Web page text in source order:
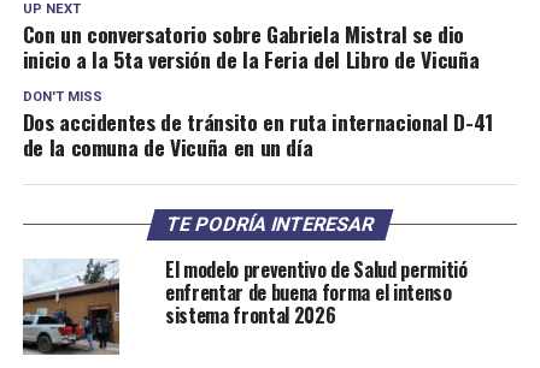
UP NEXT
Con un conversatorio sobre Gabriela Mistral se dio
inicio a la 5ta versión de la Feria del Libro de Vicuña
DON'T MISS
Dos accidentes de tránsito en ruta internacional D-41
de la comuna de Vicuña en un día
TE PODRÍA INTERESAR
El modelo preventivo de Salud permitió
enfrentar de buena forma el intenso
sistema frontal 2026